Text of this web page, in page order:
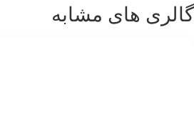
گالری های مشابه